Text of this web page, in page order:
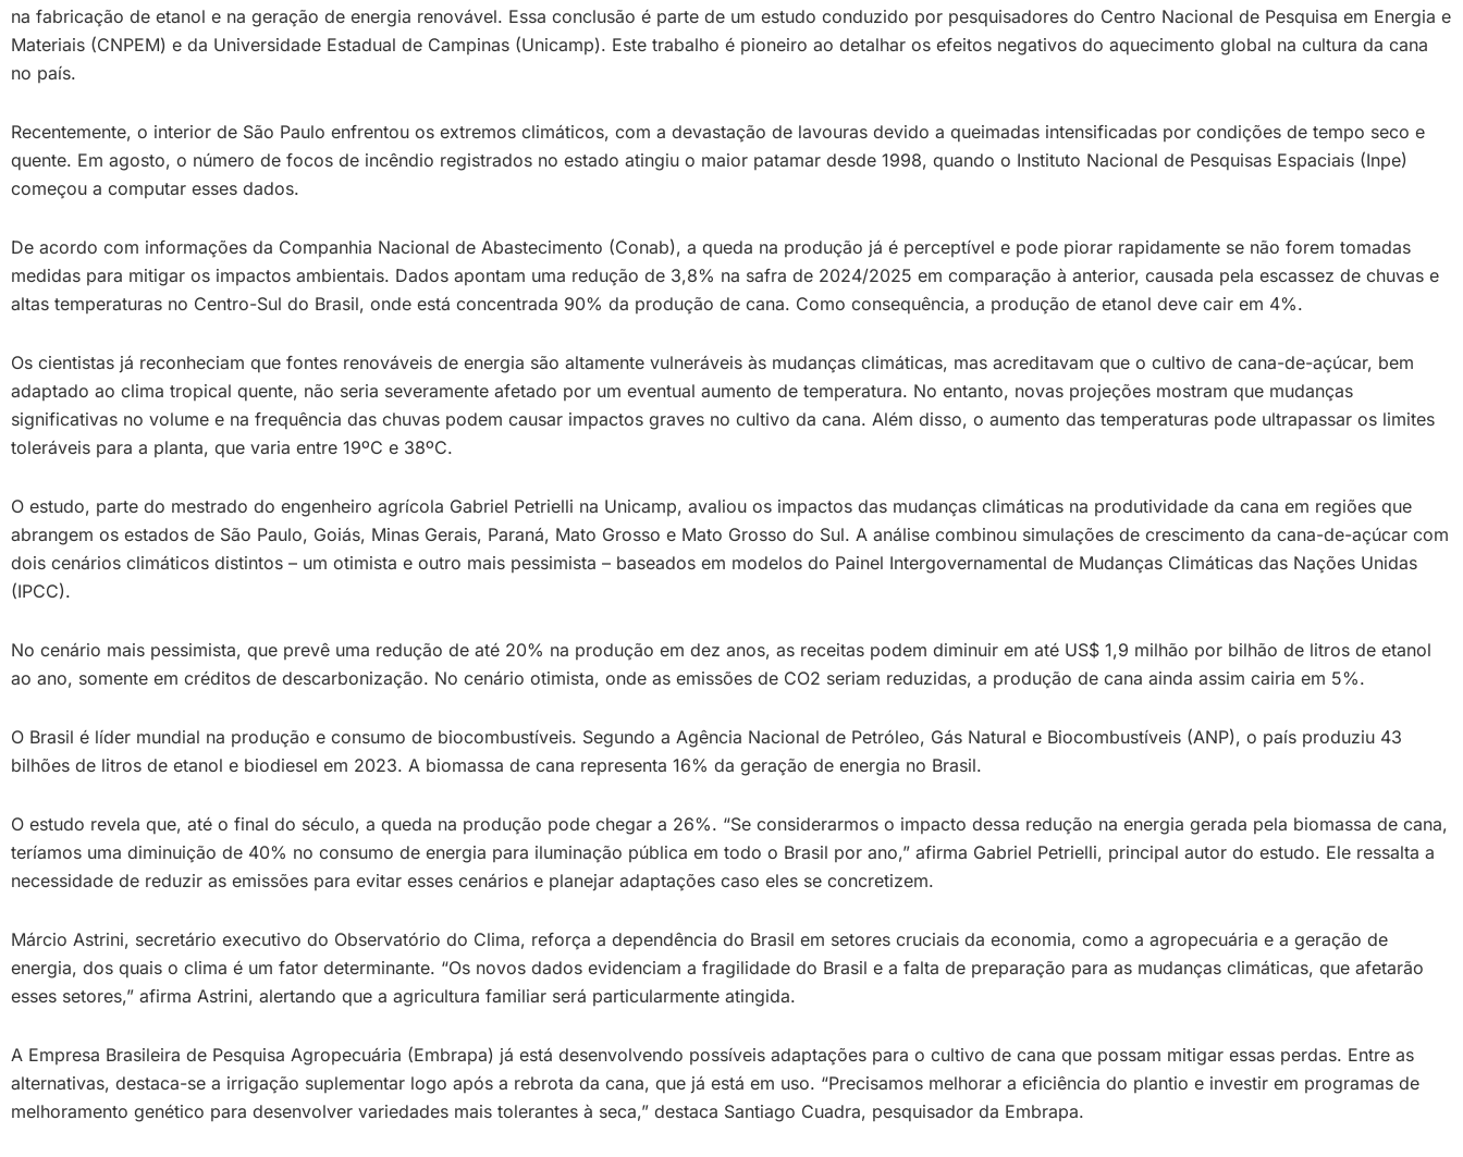
na fabricação de etanol e na geração de energia renovável. Essa conclusão é parte de um estudo conduzido por pesquisadores do Centro Nacional de Pesquisa em Energia e
Materiais (CNPEM) e da Universidade Estadual de Campinas (Unicamp). Este trabalho é pioneiro ao detalhar os efeitos negativos do aquecimento global na cultura da cana
no país.
Recentemente, o interior de São Paulo enfrentou os extremos climáticos, com a devastação de lavouras devido a queimadas intensificadas por condições de tempo seco e
quente. Em agosto, o número de focos de incêndio registrados no estado atingiu o maior patamar desde 1998, quando o Instituto Nacional de Pesquisas Espaciais (Inpe)
começou a computar esses dados.
De acordo com informações da Companhia Nacional de Abastecimento (Conab), a queda na produção já é perceptível e pode piorar rapidamente se não forem tomadas
medidas para mitigar os impactos ambientais. Dados apontam uma redução de 3,8% na safra de 2024/2025 em comparação à anterior, causada pela escassez de chuvas e
altas temperaturas no Centro-Sul do Brasil, onde está concentrada 90% da produção de cana. Como consequência, a produção de etanol deve cair em 4%.
Os cientistas já reconheciam que fontes renováveis de energia são altamente vulneráveis às mudanças climáticas, mas acreditavam que o cultivo de cana-de-açúcar, bem
adaptado ao clima tropical quente, não seria severamente afetado por um eventual aumento de temperatura. No entanto, novas projeções mostram que mudanças
significativas no volume e na frequência das chuvas podem causar impactos graves no cultivo da cana. Além disso, o aumento das temperaturas pode ultrapassar os limites
toleráveis para a planta, que varia entre 19ºC e 38ºC.
O estudo, parte do mestrado do engenheiro agrícola Gabriel Petrielli na Unicamp, avaliou os impactos das mudanças climáticas na produtividade da cana em regiões que
abrangem os estados de São Paulo, Goiás, Minas Gerais, Paraná, Mato Grosso e Mato Grosso do Sul. A análise combinou simulações de crescimento da cana-de-açúcar com
dois cenários climáticos distintos – um otimista e outro mais pessimista – baseados em modelos do Painel Intergovernamental de Mudanças Climáticas das Nações Unidas
(IPCC).
No cenário mais pessimista, que prevê uma redução de até 20% na produção em dez anos, as receitas podem diminuir em até US$ 1,9 milhão por bilhão de litros de etanol
ao ano, somente em créditos de descarbonização. No cenário otimista, onde as emissões de CO2 seriam reduzidas, a produção de cana ainda assim cairia em 5%.
O Brasil é líder mundial na produção e consumo de biocombustíveis. Segundo a Agência Nacional de Petróleo, Gás Natural e Biocombustíveis (ANP), o país produziu 43
bilhões de litros de etanol e biodiesel em 2023. A biomassa de cana representa 16% da geração de energia no Brasil.
O estudo revela que, até o final do século, a queda na produção pode chegar a 26%. “Se considerarmos o impacto dessa redução na energia gerada pela biomassa de cana,
teríamos uma diminuição de 40% no consumo de energia para iluminação pública em todo o Brasil por ano,” afirma Gabriel Petrielli, principal autor do estudo. Ele ressalta a
necessidade de reduzir as emissões para evitar esses cenários e planejar adaptações caso eles se concretizem.
Márcio Astrini, secretário executivo do Observatório do Clima, reforça a dependência do Brasil em setores cruciais da economia, como a agropecuária e a geração de
energia, dos quais o clima é um fator determinante. “Os novos dados evidenciam a fragilidade do Brasil e a falta de preparação para as mudanças climáticas, que afetarão
esses setores,” afirma Astrini, alertando que a agricultura familiar será particularmente atingida.
A Empresa Brasileira de Pesquisa Agropecuária (Embrapa) já está desenvolvendo possíveis adaptações para o cultivo de cana que possam mitigar essas perdas. Entre as
alternativas, destaca-se a irrigação suplementar logo após a rebrota da cana, que já está em uso. “Precisamos melhorar a eficiência do plantio e investir em programas de
melhoramento genético para desenvolver variedades mais tolerantes à seca,” destaca Santiago Cuadra, pesquisador da Embrapa.